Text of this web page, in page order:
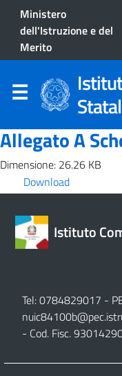
Ministero
dell'Istruzione e del
Merito
Allegato A
Dimensione: 26.26 KB
Download
Istituto
Tel: 0784829017 -
- Cod. Fisc.